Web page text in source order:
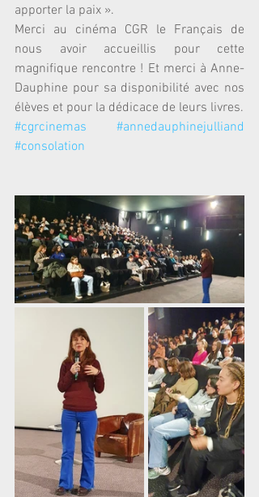
apporter la paix ».
Merci au cinéma CGR le Français de
nous avoir accueillis pour cette
magnifique rencontre ! Et merci à Anne-
Dauphine pour sa disponibilité avec nos
élèves et pour la dédicace de leurs livres.
#cgrcinemas
#annedauphinejulliand
#consolation